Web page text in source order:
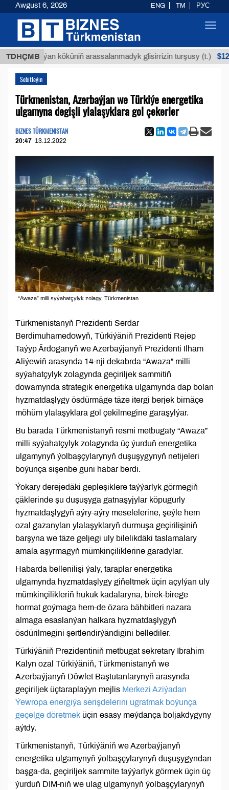
TDHÇMB
Buýan köküniň arassalanmadyk glisirrizin turşusy (t.) $12935,18
Sebitleýin
Türkmenistan, Azerbaýjan we Türkiýe energetika
ulgamyna degişli ylalaşyklara gol çekerler
BIZNES TÜRKMENISTAN
20:47 13.12.2022
“Awaza” milli syýahatçylyk zolagy, Türkmenistan
Türkmenistanyň Prezidenti Serdar
Berdimuhamedowyň, Türkiýäniň Prezidenti Rejep
Taýyp Ärdoganyň we Azerbaýjanyň Prezidenti Ilham
Aliýewiň arasynda 14-nji dekabrda “Awaza” milli
syýahatçylyk zolagynda geçiriljek sammitiň
dowamynda strategik energetika ulgamynda däp bolan
hyzmatdaşlygy ösdürmäge täze itergi berjek birnäçe
möhüm ylalaşyklara gol çekilmegine garaşylýar.
Bu barada Türkmenistanyň resmi metbugaty “Awaza”
milli syýahatçylyk zolagynda üç ýurduň energetika
ulgamynyň ýolbaşçylarynyň duşuşygynyň netijeleri
boýunça sişenbe güni habar berdi.
Ýokary derejedäki gepleşiklere taýýarlyk görmegiň
çäklerinde şu duşuşyga gatnaşyjylar köpugurly
hyzmatdaşlygyň aýry-aýry meselelerine, şeýle hem
ozal gazanylan ylalaşyklaryň durmuşa geçirilişiniň
barşyna we täze geljegi uly bilelikdäki taslamalary
amala aşyrmagyň mümkinçiliklerine garadylar.
Habarda bellenilişi ýaly, taraplar energetika
ulgamynda hyzmatdaşlygy giňeltmek üçin açylýan uly
mümkinçilikleriň hukuk kadalaryna, birek-birege
hormat goýmaga hem-de özara bähbitleri nazara
almaga esaslanýan halkara hyzmatdaşlygyň
ösdürilmegini şertlendirýändigini bellediler.
Türkiýäniň Prezidentiniň metbugat sekretary Ibrahim
Kalyn ozal Türkiýäniň, Türkmenistanyň we
Azerbaýjanyň Döwlet Baştutanlarynyň arasynda
geçiriljek üçtaraplaýyn mejlis Merkezi Aziýadan
Ýewropa energiýa serişdelerini ugratmak boýunça
geçelge döretmek üçin esasy meýdança boljakdygyny
aýtdy.
Türkmenistanyň, Türkiýäniň we Azerbaýjanyň
energetika ulgamynyň ýolbaşçylarynyň duşuşygyndan
başga-da, geçiriljek sammite taýýarlyk görmek üçin üç
ýurduň DIM-niň we ulag ulgamynyň ýolbaşçylarynyň
Awgust 6, 2026 ENG TM РУС